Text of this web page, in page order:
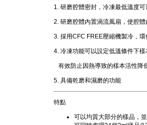
1. 研磨腔體密封，冷凍最低溫度
2. 研磨腔體內置渦流風扇，使腔
3. 採用CFC FREE壓縮機製冷，環
4. 冷凍功能可以設定低溫條件下
有效防止因熱導致的樣本活性降
5. 具備乾磨和濕磨的功能
特點
可以均質大部分的樣品，